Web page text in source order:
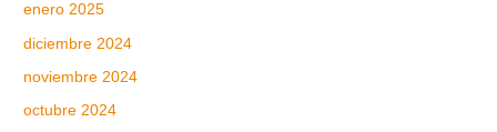
enero 2025
diciembre 2024
noviembre 2024
octubre 2024